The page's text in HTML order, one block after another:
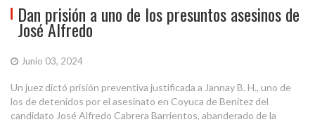
Dan prisión a uno de los presuntos asesinos de
José Alfredo
Junio 03, 2024
Un juez dictó prisión preventiva justificada a Jannay B. H., uno de
los de detenidos por el asesinato en Coyuca de Benítez del
candidato José Alfredo Cabrera Barrientos, abanderado de la